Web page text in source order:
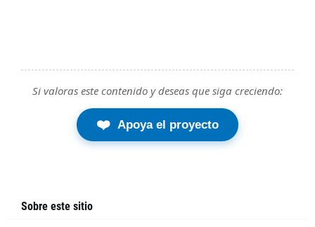
Si valoras este contenido y deseas que siga creciendo:
❤️ Apoya el proyecto
Sobre este sitio